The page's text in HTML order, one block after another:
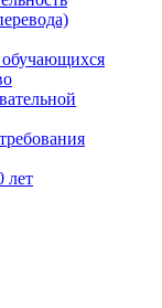
лет